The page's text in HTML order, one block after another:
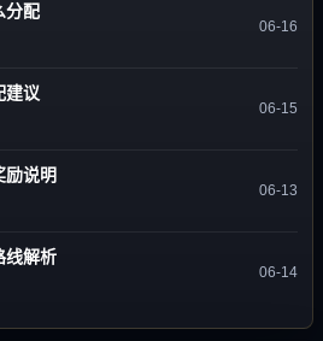
分配
06-16
建议
06-15
励说明
06-13
线解析
06-14